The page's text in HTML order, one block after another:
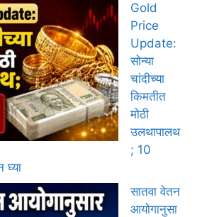
Gold
Price
Update:
सोन्या
चांदीच्या
किमतीत
मोठी
उलथापालथ
; 10
घ्या
सातवा वेतन
आयोगानुसा